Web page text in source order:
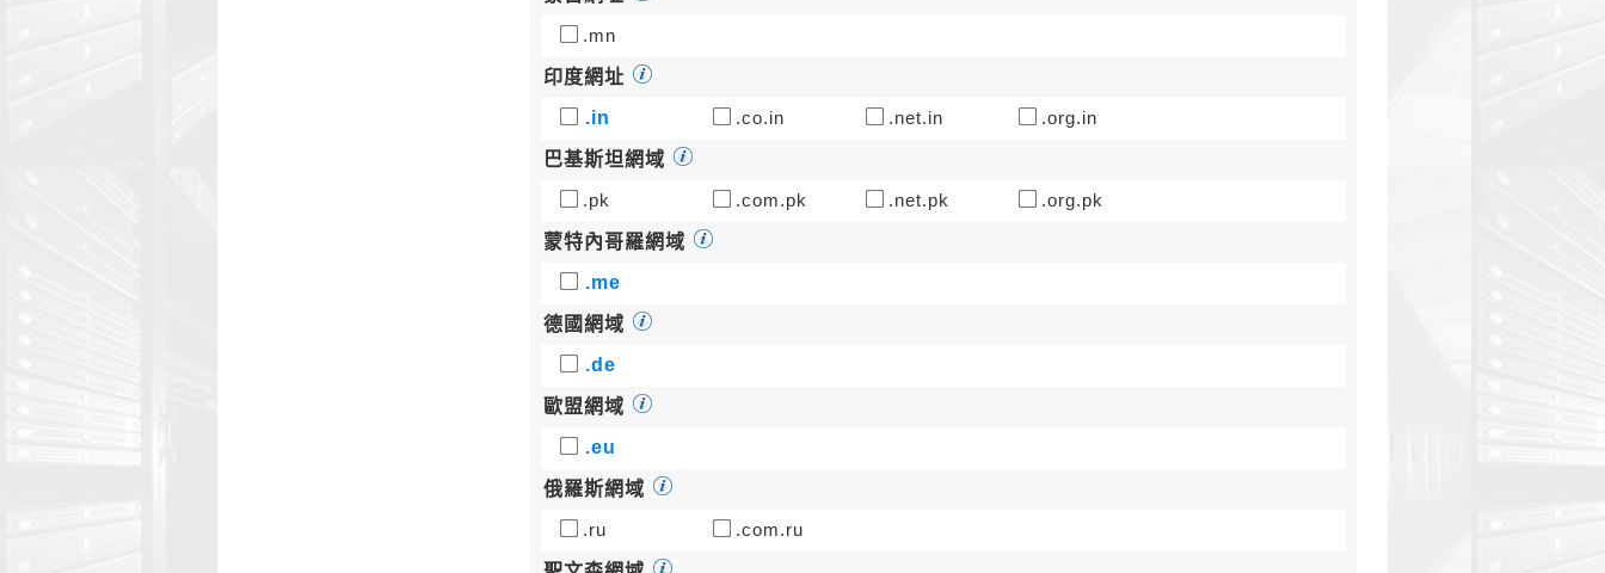
.mn
印度網址
.in
.co.in .net.in .org.in
巴基斯坦網域
.pk
.com.pk .net.pk .org.pk
蒙特內哥羅網域
.me
德國網域
.de
歐盟網域
.eu
俄羅斯網域
.ru
.com.ru